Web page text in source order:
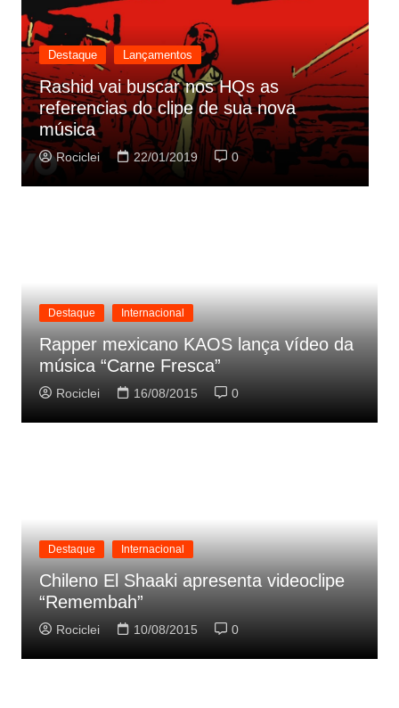
Destaque Lançamentos
Rashid vai buscar nos HQs as
referencias do clipe de sua nova
música
Rociclei 22/01/2019 0
Destaque Internacional
Rapper mexicano KAOS lança vídeo da
música “Carne Fresca”
Rociclei 16/08/2015 0
Destaque Internacional
Chileno El Shaaki apresenta videoclipe
“Remembah”
Rociclei 10/08/2015 0